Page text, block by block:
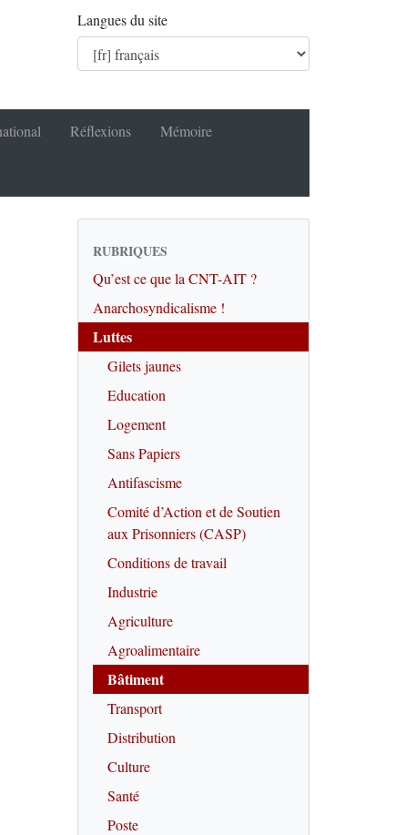
Langues du site
Réflexions Mémoire
RUBRIQUES
Qu’est ce que la CNT-AIT ?
Anarchosyndicalisme !
Luttes
Gilets jaunes
Education
Logement
Sans Papiers
Antifascisme
Comité d’Action et de Soutien
aux Prisonniers (CASP)
Conditions de travail
Industrie
Agriculture
Agroalimentaire
Bâtiment
Transport
Distribution
Culture
Santé
Poste